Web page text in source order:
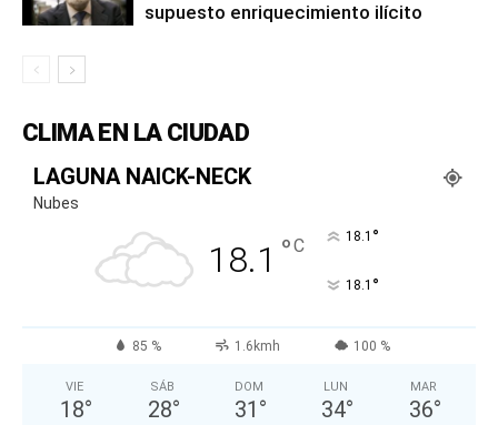
supuesto enriquecimiento ilícito
CLIMA EN LA CIUDAD
LAGUNA NAICK-NECK
Nubes
18.1 °C 18.1 °
18.1 °
85 % 1.6kmh 100 %
VIE
18°
SÁB
28°
DOM
31 °
LUN
34°
MAR
36°